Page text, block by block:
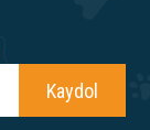
Kaydol